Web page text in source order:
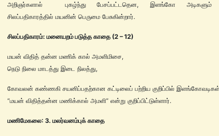
அறிஞர்களால் புகழ்ந்து பேசப்பட்டதென, இளங்கோ அடிகளும்
சிலப்பதிகாரத்தில் மயனின் பெருமை பேசுகின்றார்.
சிலப்பதிகாரம்: மனையறம் படுத்த காதை (2 – 12)
மயன் விதித் தன்ன மணிக் கால் அமளிமிசை,
நெடு நிலை மாடத்து இடை நிலத்து,
கோவலன் கண்ணகி சயனிப்பதற்கான கட்டிலைப் பற்றிய குறிப்பில்
“மயன் விதித்தன்ன மணிக்கால் அமளி” என்று குறிப்பிட்டுள்ளார்.
மணிமேகலை: 3. மலர்வனம்புக் காதை